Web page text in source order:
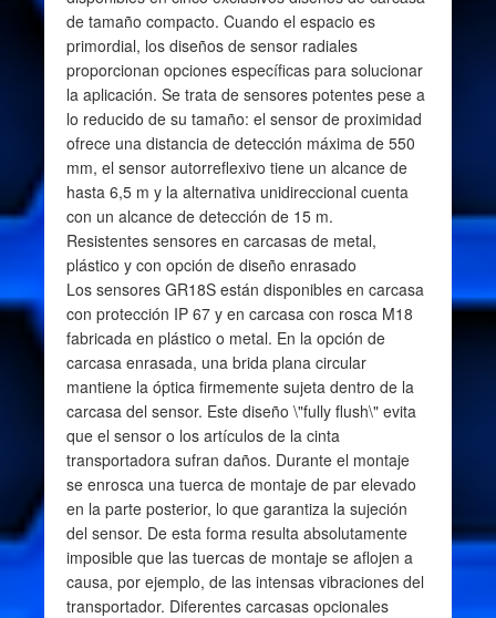
de tamaño compacto. Cuando el espacio es
primordial, los diseños de sensor radiales
proporcionan opciones específicas para solucionar
la aplicación. Se trata de sensores potentes pese a
lo reducido de su tamaño: el sensor de proximidad
ofrece una distancia de detección máxima de 550
mm, el sensor autorreflexivo tiene un alcance de
hasta 6,5 m y la alternativa unidireccional cuenta
con un alcance de detección de 15 m.
Resistentes sensores en carcasas de metal,
plástico y con opción de diseño enrasado
Los sensores GR18S están disponibles en carcasa
con protección IP 67 y en carcasa con rosca M18
fabricada en plástico o metal. En la opción de
carcasa enrasada, una brida plana circular
mantiene la óptica firmemente sujeta dentro de la
carcasa del sensor. Este diseño \"fully flush\" evita
que el sensor o los artículos de la cinta
transportadora sufran daños. Durante el montaje
se enrosca una tuerca de montaje de par elevado
en la parte posterior, lo que garantiza la sujeción
del sensor. De esta forma resulta absolutamente
imposible que las tuercas de montaje se aflojen a
causa, por ejemplo, de las intensas vibraciones del
transportador. Diferentes carcasas opcionales